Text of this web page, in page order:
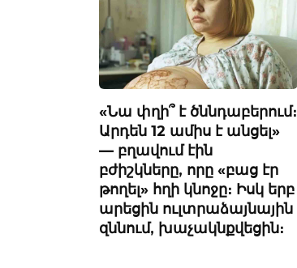
«Նա փղի՞ է ծննդաբերում։
Արդեն 12 ամիս է անցել»
— բղավում էին
բժիշկները, որը «բաց էր
թողել» հղի կնոջը։ Իսկ երբ
արեցին ուլտրաձայնային
զննում, խաչակնքվեցին։